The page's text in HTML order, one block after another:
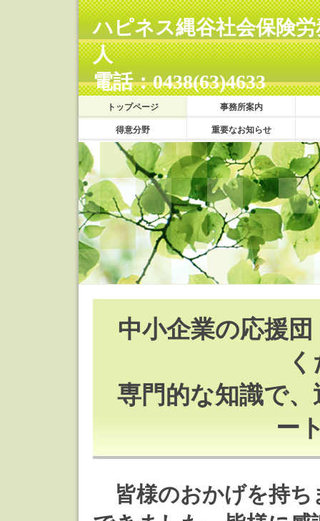
ハピネス縄谷社会保険
電話：0438(63)4633
トップページ 事務所案内
得意分野 重要なお知らせ
中小企業の応援
専門的な知識で
ー
皆様のおかげを持